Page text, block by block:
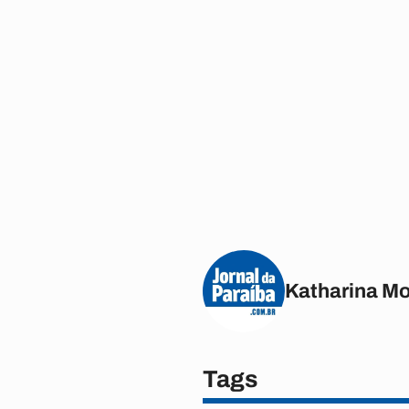
Katharina
Tags